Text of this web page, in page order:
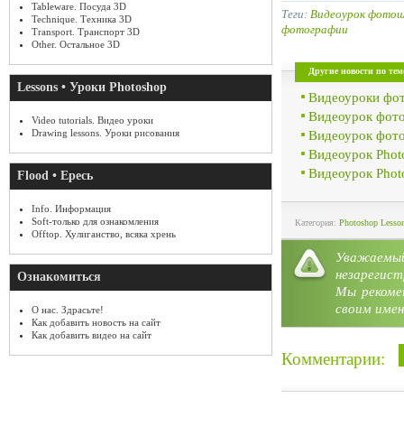
Tableware. Посуда 3D
Technique. Техника 3D
Transport. Транспорт 3D
Other. Остальное 3D
Lessons • Уроки Photoshop
Video tutorials. Видео уроки
Drawing lessons. Уроки рисования
Flood • Ересь
Info. Информация
Soft-только для ознакомления
Offtop. Хулиганство, всяка хрень
Ознакомиться
О нас. Здрасьте!
Как добавить новость на сайт
Как добавить видео на сайт
Теги: Видеоурок
фотографии
Другие новости по
Видеоуроки
Видеоурок
Видеоурок
Видеоурок
Видеоурок
Категория: Photoshop
Мы
своим
Комментарии: